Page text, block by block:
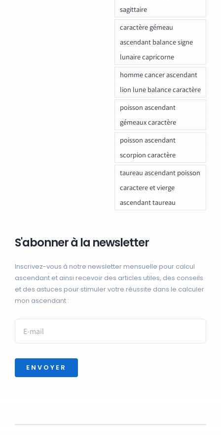
sagittaire
caractère gémeau
ascendant balance signe
lunaire capricorne
homme cancer ascendant
lion lune balance caractère
poisson ascendant
gémeaux caractère
poisson ascendant
scorpion caractère
taureau ascendant poisson
caractere et vierge
ascendant taureau
S'abonner à la newsletter
Inscrivez-vous à notre newsletter mensuelle pour calcul
ascendant et ainsi recevoir des articles utiles, des conseils
et des astuces pour stimuler votre réussite dans le calculer
mon ascendant :
ENVOYER